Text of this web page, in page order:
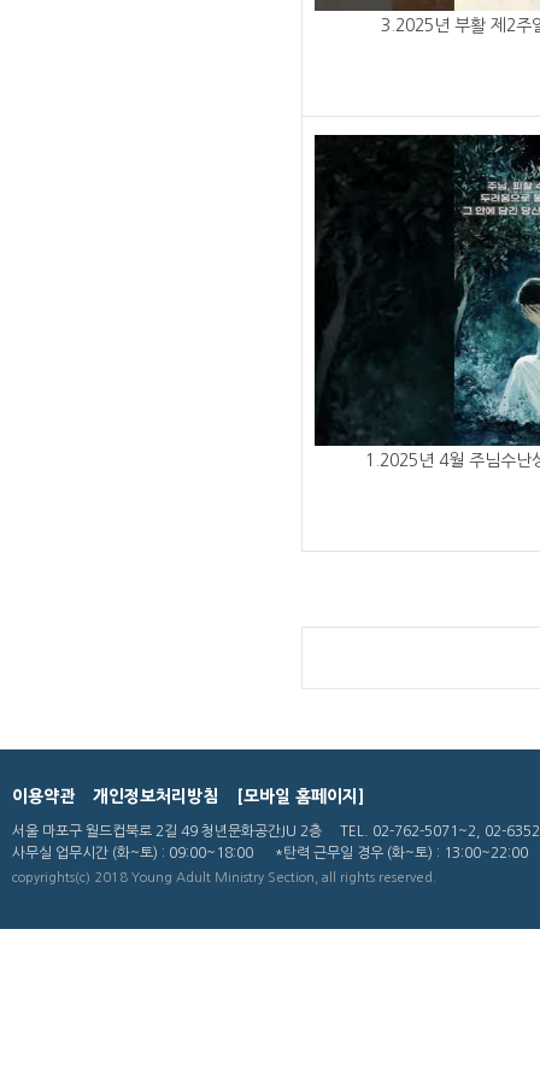
3.2025년 부활 제2주
1.2025년 4월 주님수난
이용약관 개인정보처리방침 [모바일 홈페이지]
서울 마포구 월드컵북로 2길 49 청년문화공간JU 2층
TEL. 02-762-5071~2, 02-
사무실 업무시간 (화~토) : 09:00~18:00 *탄력 근무일 경우 (화~토) : 13:00~22:00
copyrights(c) 2018 Young Adult Ministry Section, all rights reserved.